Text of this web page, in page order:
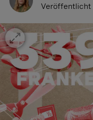
Veröffentlicht